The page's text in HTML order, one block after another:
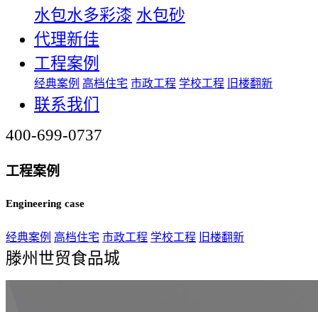
水包水多彩漆 水包砂
代理新佳
工程案例
经典案例 高档住宅 市政工程 学校工程 旧楼翻新
联系我们
400-699-0737
工程案例
Engineering case
经典案例 高档住宅 市政工程 学校工程 旧楼翻新
滕州世贸食品城